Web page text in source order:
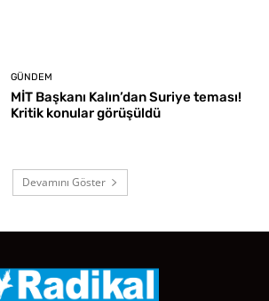
GÜNDEM
MİT Başkanı Kalın’dan Suriye teması!
Kritik konular görüşüldü
Devamını Göster